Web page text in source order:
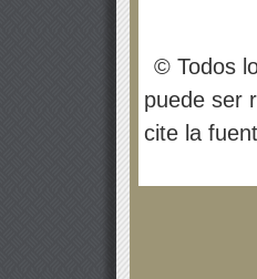
© Todos
puede ser
cite la